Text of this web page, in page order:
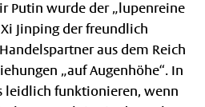
Putin wurde der „lupenreine
Jinping der freundlich
aus dem Reich
„auf Augenhöhe“. In
leidlich funktionieren, wenn